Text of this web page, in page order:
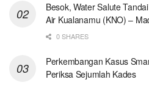
Besok, Water Salute
Air Kualanamu (KNO) –
0 SHARES
Perkembangan Kasus
Periksa Sejumlah Kades